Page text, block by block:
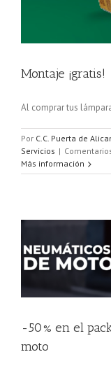
Montaje ¡gratis!
Al comprar tus
Por C.C. Puerta de
Servicios |
Más información
-50% en el
moto